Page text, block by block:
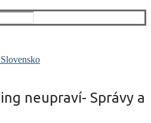
neupraví- Správy a